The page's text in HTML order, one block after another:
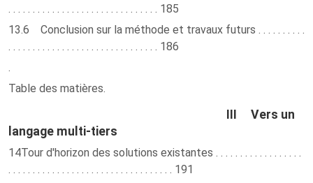
. . . . . . . . . . . . . . . . . . . . . . . . . . . . . . . 185
13.6 Conclusion sur la méthode et travaux futurs . . . . . . . . . .
. . . . . . . . . . . . . . . . . . . . . . . . . . . . . . . 186
.
Table des matières.
III Vers un
langage multi-tiers
14Tour d'horizon des solutions existantes . . . . . . . . . . . . . . . . . .
. . . . . . . . . . . . . . . . . . . . . . . . . . . . . . . . . . 191